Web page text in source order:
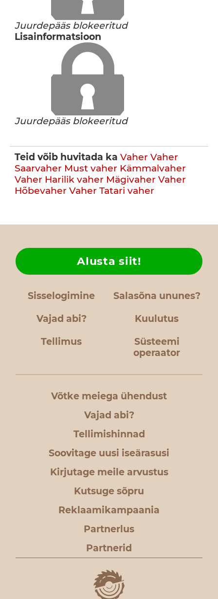
Juurdepääs blokeeritud
Lisainformatsioon
Juurdepääs blokeeritud
Teid võib huvitada ka Vaher Vaher
Saarvaher Must vaher Kämmalvaher
Vaher Harilik vaher Mägivaher Vaher
Hõbevaher Vaher Tatari vaher
Sisselogimine Salasõna ununes?
Vajad abi?
Alusta siit!
Kuulutus
Tellimus
Süsteemi
operaator
Võtke meiega ühendust
Vajad abi?
Tellimishinnad
Soovitage uusi iseärasusi
Kirjutage meile arvustus
Kutsuge sõpru
Reklaamikampaania
Partnerlus
Partnerid